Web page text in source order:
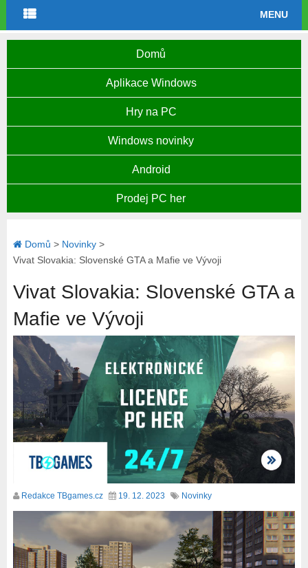
MENU
Domů
Aplikace Windows
Hry na PC
Windows novinky
Android
Prodej PC her
Domů > Novinky>
Vivat Slovakia: Slovenské GTA a Mafie ve Vývoji
Vivat Slovakia: Slovenské GTA a
Mafie ve Vývoji
Redakce TBgames.cz 19. 12. 2023 Novinky